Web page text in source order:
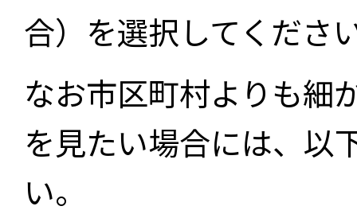
合）を選択してくださ
なお市区町村よりも細
を見たい場合には、以
い。